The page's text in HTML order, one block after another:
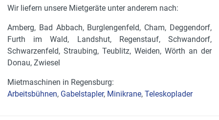
Wir liefern unsere Mietgeräte unter anderem nach:
Amberg, Bad Abbach, Burglengenfeld, Cham, Deggendorf,
Furth im Wald, Landshut, Regenstauf, Schwandorf,
Schwarzenfeld, Straubing, Teublitz, Weiden, Wörth an der
Donau, Zwiesel
Mietmaschinen in Regensburg:
Arbeitsbühnen, Gabelstapler, Minikrane, Teleskoplader